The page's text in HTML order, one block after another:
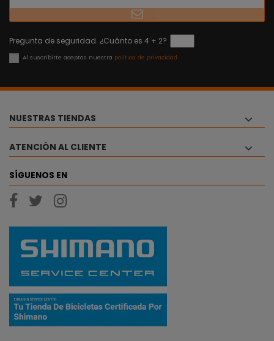
Pregunta de seguridad. ¿Cuánto es 4 + 2?
Al suscribirte aceptas nuestra política de privacidad
NUESTRAS TIENDAS
ATENCIÓN AL CLIENTE
SÍGUENOS EN